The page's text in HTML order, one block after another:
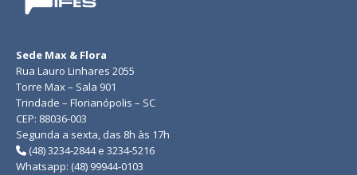
Sede Max & Flora
Rua Lauro Linhares 2055
Torre Max – Sala 901
Trindade – Florianópolis – SC
CEP: 88036-003
Segunda a sexta, das 8h às 17h
(48) 3234-2844 e 3234-5216
Whatsapp: (48) 99944-0103